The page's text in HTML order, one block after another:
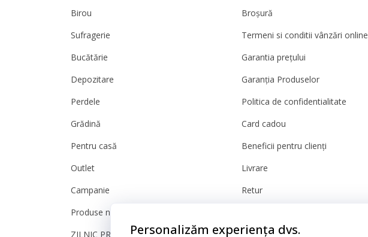
Birou
Sufragerie
Bucătărie
Depozitare
Perdele
Grădină
Pentru casă
Outlet
Campanie
Produse noi
ZILNIC PREȚ MIC
Broșură
Termeni si conditii vânzări online
Garantia prețului
Garanția Produselor
Politica de confidentialitate
Card cadou
Beneficii pentru clienți
Livrare
Retur
Setări Cookie-uri
Personalizăm experiența dvs.